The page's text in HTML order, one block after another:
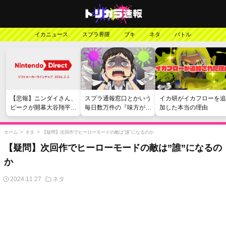
イカニュース スプラ界隈 ブキ ネタ バトル
【悲報】ニンダイさん、
ピークが開幕大谷翔平の
がっかりダイレクトだっ
たと言われてしまう
スプラ通報窓口とかいう
毎日数万件の『味方が弱
い』愚痴を読まされる苦
行
イカ研がイカフローを追
加した本当の理由
ホーム > ネタ > 【疑問】次回作でヒーローモードの敵は”誰”になるのか
【疑問】次回作でヒーローモードの敵は”誰”になるの
か
2024.11.27 ネタ